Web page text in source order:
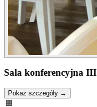
Sala konferencyjna III
Pokaż szczegóły →